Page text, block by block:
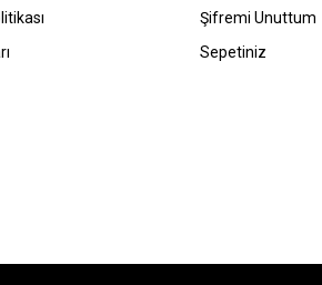
Şifremi Unuttum
Sepetiniz